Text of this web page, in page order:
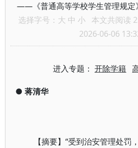
——《普通高等学校学生管理规定
选择字号： 大 中 小 本文共阅读
2026-06-06
进入专题：开除学籍
● 蒋清华
【摘要】“受到治安管理处罚